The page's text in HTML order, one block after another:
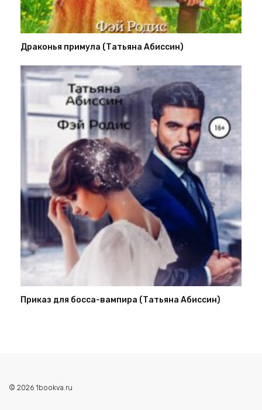
Драконья примула (Татьяна Абиссин)
Приказ для босса-вампира (Татьяна Абиссин)
© 2026 1bookva.ru